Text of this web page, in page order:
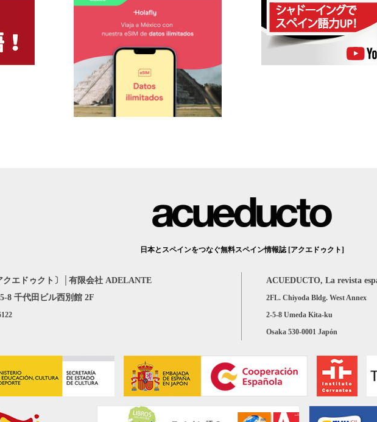
日本とスペインをつなぐ無料スペイン情報誌 [アクエドゥクト]
クエドゥクト〕│有限会社 ADELANTE
8 千代田ビル西別館 2F
ACUEDUCTO, La revista
2FL. Chiyoda Bldg. West Annex
2-5-8 Umeda Kita-ku
Osaka 530-0001 Japón